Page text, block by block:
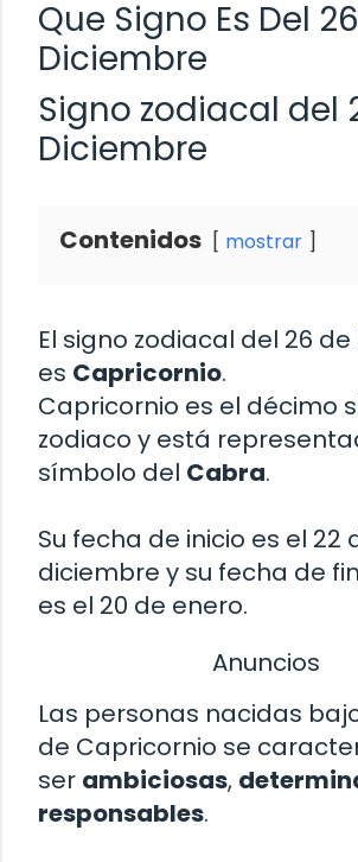
Que Signo Es Del
Diciembre
Signo zodiacal del
Diciembre
Contenidos mostrar
El signo zodiacal del 26
es Capricornio.
Capricornio es el décimo
zodiaco y está
símbolo del Cabra.
Su fecha de inicio es el 22
diciembre y su fecha de
es el 20 de enero.
Anuncios
Las personas nacidas
de Capricornio se
ser ambiciosas,
responsables.